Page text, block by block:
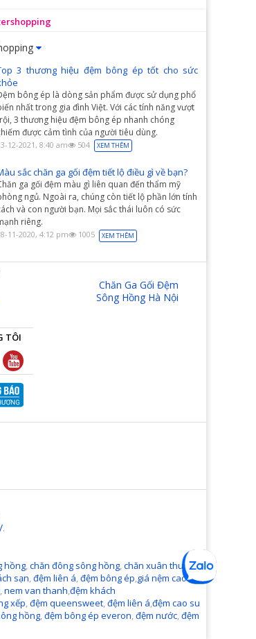
3 thương hiệu đệm bông ép tốt cho sức
bông ép là dòng sản phẩm được sử dụng phổ
nhất trong gia đình Việt. Với các tính năng vượt
3 thương hiệu đệm bông ép nhanh chóng
được cảm tình của người tiêu dùng.
12-2021, 8:40 am 504 XEM THÊM
sắc chăn ga gối đệm tiết lộ điều gì về bạn?
ga gối đệm màu gì liên quan đến thẩm mỹ
ngủ. Ngoài ra, chúng còn tiết lộ phần lớn tính
và con người bạn. Mọi sắc thái luôn có sức
riêng.
11-2020, 4:12 pm 1005 XEM THÊM
TÔI
Chăn Ga Gối Đệm
Sông Hồng Hà Nội
.
hồng chăn đông sông hồng chăn xuân thu sông
sạn đệm liên á đệm bông ép giá nệm cao
nem van thanh đệm khách
xếp đệm queensweet đệm liên á đệm cao su
hồng đệm bông ép everon đệm nước đệm